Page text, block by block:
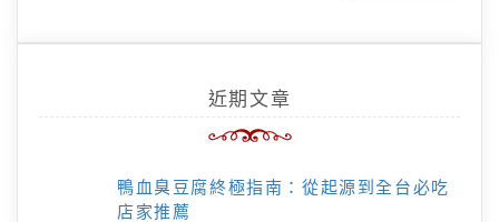
近期文章
鴨血臭豆腐終極指南：從起源到全台必吃
店家推薦